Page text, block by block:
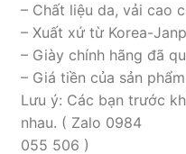
– Chất liệu da, vải cao
– Xuất xứ từ Korea-
– Giày chính hãng đã
– Giá tiền của sản
Lưu ý: Các bạn trước
nhau. ( Zalo 0984
055 506 )